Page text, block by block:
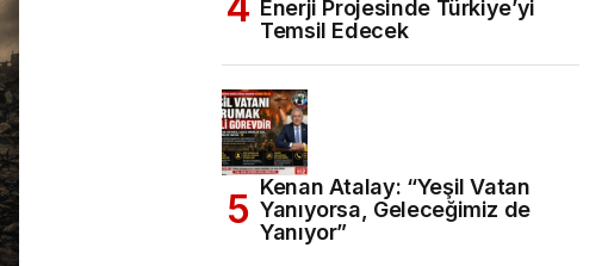
Enerji Projesinde Türkiye’yi
Temsil Edecek
Kenan Atalay: “Yeşil Vatan
Yanıyorsa, Geleceğimiz de
Yanıyor”